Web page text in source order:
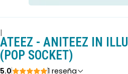
|
ATEEZ - ANITEEZ IN
(POP SOCKET)
5.0 1 reseña